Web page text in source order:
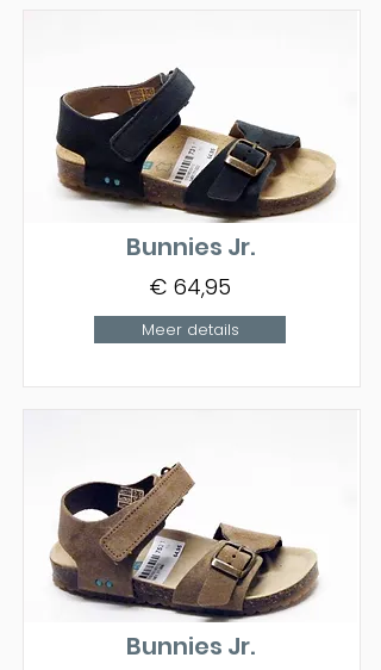
Bunnies Jr.
€ 64,95
Meer details
Bunnies Jr.